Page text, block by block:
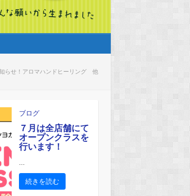
らせ！アロマハンドヒーリング 他
ブログ
７月は全店舗にて
オープンクラスを
行います！
...
続きを読む